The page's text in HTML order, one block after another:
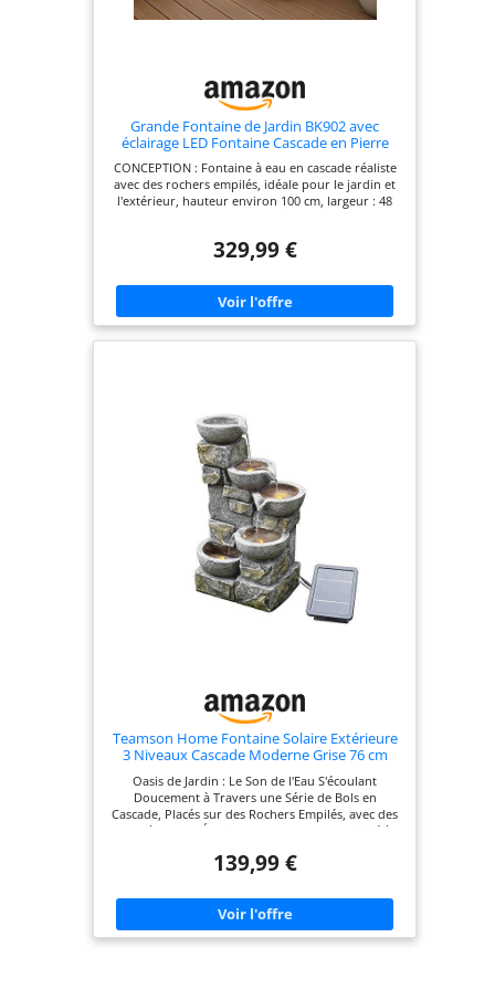
Grande Fontaine de Jardin BK902 avec
éclairage LED Fontaine Cascade en Pierre
Grande décoration de Jardin Aspect Pierre
100 cm
CONCEPTION : Fontaine à eau en cascade réaliste
avec des rochers empilés, idéale pour le jardin et
l'extérieur, hauteur environ 100 cm, largeur : 48
accents lumineux d'ambiance et illumine les
de haute qualité, résistant aux intempéries. Aspect
pierre très réaliste. ensemble complet
CIRCULATION DE L'EAU : Système de pompe fermé
avec plusieurs cascades pour un bruit
329,99 €
Teamson Home Fontaine Solaire Extérieure
3 Niveaux Cascade Moderne Grise 76 cm
Oasis de Jardin : Le Son de l'Eau S'écoulant
Doucement à Travers une Série de Bols en
Cascade, Placés sur des Rochers Empilés, avec des
Lumières LED Éclairant Sous l'Eau Tranquillité à
Indésirables (Rue Animée, Quartier Bruyant),
Longtemps de Vos Espaces Extérieurs : Deviens un
Point Focal dans le Paysagisme, Améliorant
l'Attrait Extérieur de Votre Maison, ou comme
Élément Décoratif sur les Terrasses et Balcons
139,99 €